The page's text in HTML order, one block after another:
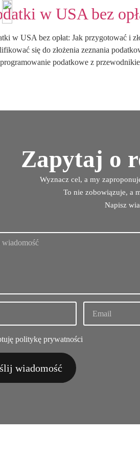
w USA bez
w USA bez opłat: Jak przygotować i
się do złożenia zeznania
podatkowe z
Zapytaj o
Wyznacz cel, a my
To nie zobowiązuje, a
Napisz
politykę prywatności
wiadomość